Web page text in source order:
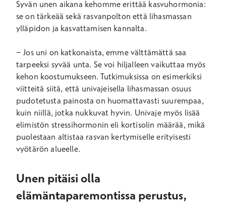
Syvän unen aikana kehomme erittää kasvuhormonia:
se on tärkeää sekä rasvanpolton että lihasmassan
ylläpidon ja kasvattamisen kannalta.
− Jos uni on katkonaista, emme välttämättä saa
tarpeeksi syvää unta. Se voi hiljalleen vaikuttaa myös
kehon koostumukseen. Tutkimuksissa on esimerkiksi
viitteitä siitä, että univajeisella lihasmassan osuus
pudotetusta painosta on huomattavasti suurempaa,
kuin niillä, jotka nukkuvat hyvin. Univaje myös lisää
elimistön stressihormonin eli kortisolin määrää, mikä
puolestaan altistaa rasvan kertymiselle erityisesti
vyötärön alueelle.
Unen pitäisi olla
elämäntaparemontissa perustus,